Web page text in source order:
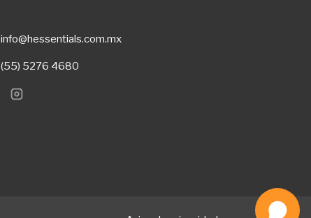
info@hessentials.com.mx
(55) 5276 4680